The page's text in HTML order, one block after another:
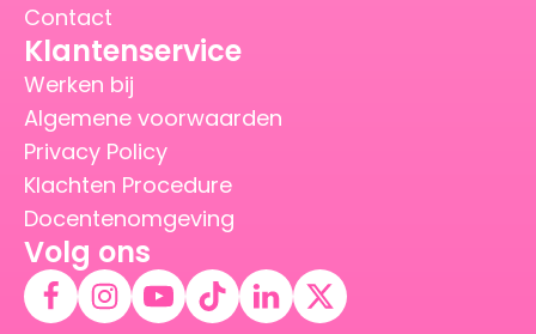
Contact
Klantenservice
Werken bij
Algemene voorwaarden
Privacy Policy
Klachten Procedure
Docentenomgeving
Volg ons